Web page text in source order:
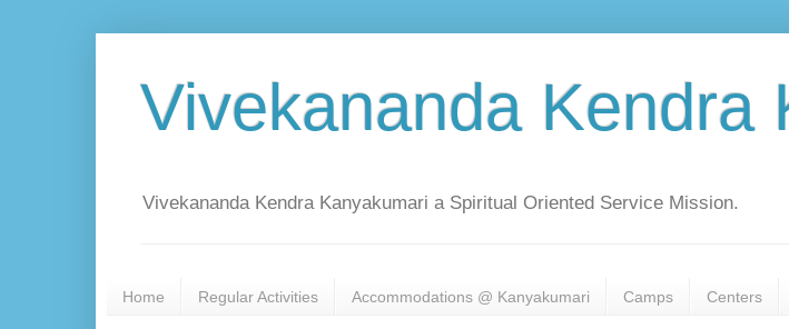
Vivekananda Kendra
Vivekananda Kendra Kanyakumari a Spiritual Oriented Service Mission.
Home Regular Activities Accommodations @ Kanyakumari Camps Centers